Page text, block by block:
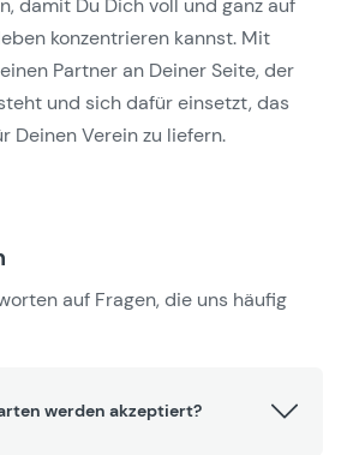
damit Du Dich voll und ganz auf
konzentrieren kannst. Mit
Partner an Deiner Seite, der
und sich dafür einsetzt, das
Deinen Verein zu liefern.
auf Fragen, die uns häufig
werden akzeptiert?